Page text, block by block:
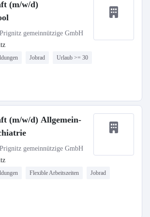
(m/w/d)
gemeinnützige GmbH
Jobrad Urlaub >= 30
(m/w/d) Allgemein-
gemeinnützige GmbH
Flexible Arbeitszeiten Jobrad